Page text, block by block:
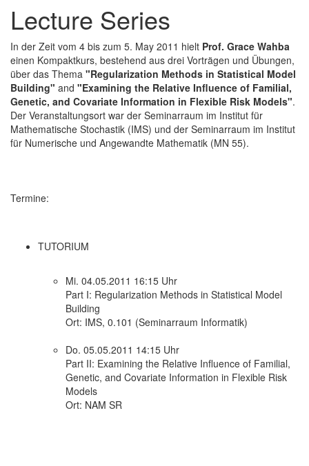
Lecture Series
In der Zeit vom 4 bis zum 5. May 2011 hielt Prof. Grace Wahba
einen Kompaktkurs, bestehend aus drei Vorträgen und Übungen,
über das Thema "Regularization Methods in Statistical Model
Building" and "Examining the Relative Influence of Familial,
Genetic, and Covariate Information in Flexible Risk Models".
Der Veranstaltungsort war der Seminarraum im Institut für
Mathematische Stochastik (IMS) und der Seminarraum im Institut
für Numerische und Angewandte Mathematik (MN 55).
Termine:
TUTORIUM
Mi. 04.05.2011 16:15 Uhr
Part I: Regularization Methods in Statistical Model
Building
Ort: IMS, 0.101 (Seminarraum Informatik)
Do. 05.05.2011 14:15 Uhr
Part II: Examining the Relative Influence of Familial,
Genetic, and Covariate Information in Flexible Risk
Models
Ort: NAM SR